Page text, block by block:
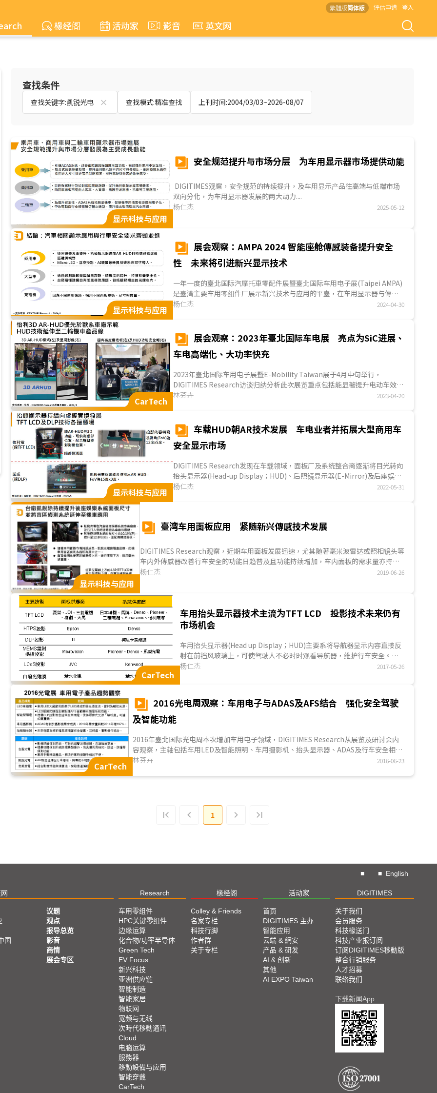
繁體版简体版 评估申请 登入
椽经阁 活动家 影音 英文网
查找条件
查找关键字:凯锐光电 查找模式:精准查找 上刊时间:2004/03/03~2026-08/07
显示科技与应用
安全规范提升与市场分层 为车用显示器市场提供动能
DIGITIMES观察，安全规范的持续提升，及车用显示产品往高端与低端市场
双向分化，为车用显示器发展的两大动力....
杨仁杰
2025-05-12
显示科技与应用
展会观察：AMPA 2024 智能座舱傳感装备提升安全
性 未来将引进新兴显示技术
一年一度的臺北国际汽摩托車零配件展暨臺北国际车用电子展(Taipei AMPA)
是臺湾主要车用零组件厂展示新兴技术与应用的平臺，在车用显示器与傳感
器方面，2024年主要零组...
杨仁杰 2024-04-30
CarTech
展会观察：2023年臺北国际车电展 亮点为SiC进展、
车电高端化、大功率快充
2023年臺北国际车用电子展暨E-Mobility Taiwan展于4月中旬举行，
DIGITIMES Research访谈归纳分析此次展览重点包括能显著提升电动车效率
的第三类半导体SiC(碳化...
林芬卉 2023-04-20
显示科技与应用
车载HUD朝AR技术发展 车电业者并拓展大型商用车
安全显示市场
DIGITIMES Research发现在车载领域，面板厂及系统整合商逐渐将目光转向
抬头显示器(Head-up Display；HUD)、后照镜显示器(E-Mirror)及后座娱乐
显示器等应用，其中...
杨仁杰 2022-05-31
显示科技与应用
臺湾车用面板应用 紧随新兴傳感技术发展
DIGITIMES Research观察，近期车用面板发展迅速，尤其随著毫米波雷达或照相镜头等
车内外傳感器改善行车安全的功能日趋普及且功能持续增加，车内面板的需求量亦持续
增加。除此之外，现阶段高端车种配备抬头显示幕虽尚未普及，但功能持续改善，尤其
外，随著自驾车逐渐导入测试，且多透过雷射雷达(又称激光雷達)侦测障碍物，亦多配备
显示面板描绘激光雷達所侦测的图形。车用面板数量与功能的需求可望随著新兴傳感技
术的发展而提升。
臺厂怡利电耕耘抬头显示器多年，目前已向国际一线厂商(Tier 1)供货，尤其将抬头
显示器结合AR功能，搭配毫米波雷达，可标示前方其他车辆与行人，并对后方即将来车
的状况提供警示。过去其展品常有投影位置和实物位置不配合的状况，但近期已大幅改
善。
臺厂神达(卫星导航品牌Mio)原以可携式导航器为主要产品，近期逐渐扩及行车记录
器。随著毫米波雷达技术发展，神达也开始研发车用视觉盲区系统，可辅助驾驶人停车
并改善行车安全。另外，原以车后娱乐用面板为主的
该两厂并研发驾驶人精神侦测系统，透过照相镜头探测驾驶人是否疲劳驾驶。另
外，随著自驾车陆续导入测试，系统业者分别导入脸部識別验证系统以及激光雷達系
统，亦有助于车用面板市场发展。
杨仁杰 2019-06-26
CarTech
车用抬头显示器技术主流为TFT LCD 投影技术未来仍有
市场机会
车用抬头显示器(Head up Display；HUD)主要系将导航器显示内容直接反
射在前挡风玻璃上，可使驾驶人不必时时观看导航器，维护行车安全。
HUD虽仍处于初期拓展阶段，近年来，随著德国、日本高级车陆续导入，
杨仁杰 2017-05-26
CarTech
2016光电周观察：车用电子与ADAS及AFS结合 强化安全驾驶
及智能功能
2016年臺北国际光电周本次增加车用电子领域，DIGITIMES Research从展览及研讨会内
容观察，主轴包括车用LED及智能照明、车用摄影机、抬头显示器、ADAS及行车安全相关
的演算法系统等。
出新兴光源将以LED为主，雷射将为辅助光源；若与传统光源相较，现LED亮度可与HID匹
随著ADAS兴起，将带动车用摄影机需求成长，主要功能包括盲点检知、全景影像、车
道偏移警示、自动紧急煞车、夜视、监测驾驶瞌睡等，预估2019年需求量将较2014年增加
视范围局限，或可视角度偏低等，未来发展为将前档风玻璃当作全屏幕，并将虚实影像作
将AR概念延伸至行车应用，即把导航系统部分影像投影至车前
新创公司奇美车电主要应用影像識別与演算法等技术，提供驾驶安全辅助系统所需功
车、大陆一线汽车业者，并导入车前市场(Before Market)供应链。
林芬卉 2016-06-23
1
■ ■ English
Research 椽经阁 活动家 DIGITIMES
国
议题
观点
报导总览
影音
商情
展会专区
车用零组件
HPC关键零组件
边缘运算
化合物/功率半导体
Green Tech
EV Focus
新兴科技
亚洲供应链
智能制造
智能家居
物联网
宽频与无线
次時代移動通讯
Cloud
电脑运算
服務器
移動設備与应用
智能穿戴
CarTech
Colley & Friends
名家专栏
科技行脚
作者群
关于专栏
首页
DIGITIMES 主办
智能应用
云端 & 網安
产品 & 研发
AI & 创新
其他
AI EXPO Taiwan
关于我们
会员服务
科技椽送门
科技产业报订阅
订阅DIGITIMES移動版
整合行销服务
人才招募
联络我们
下载新闻App